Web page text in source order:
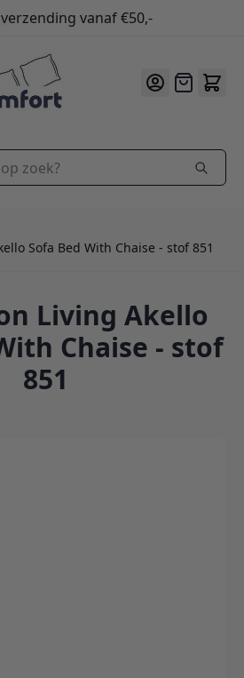
9.2/10
Offerte
Sofa Bed With Chaise - stof 851
Living Akello
Chaise - stof
851